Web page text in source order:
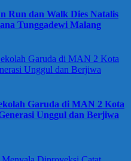
Run dan Walk Dies Natalis
Tunggadewi Malang
Garuda di MAN 2 Kota
Unggul dan Berjiwa